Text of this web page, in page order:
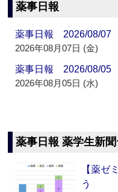
薬事日報
薬事日報 2026/08/07
2026年08月07日 (金)
薬事日報 2026/08/05
2026年08月05日 (水)
薬事日報 薬学生新
【薬ゼ
う